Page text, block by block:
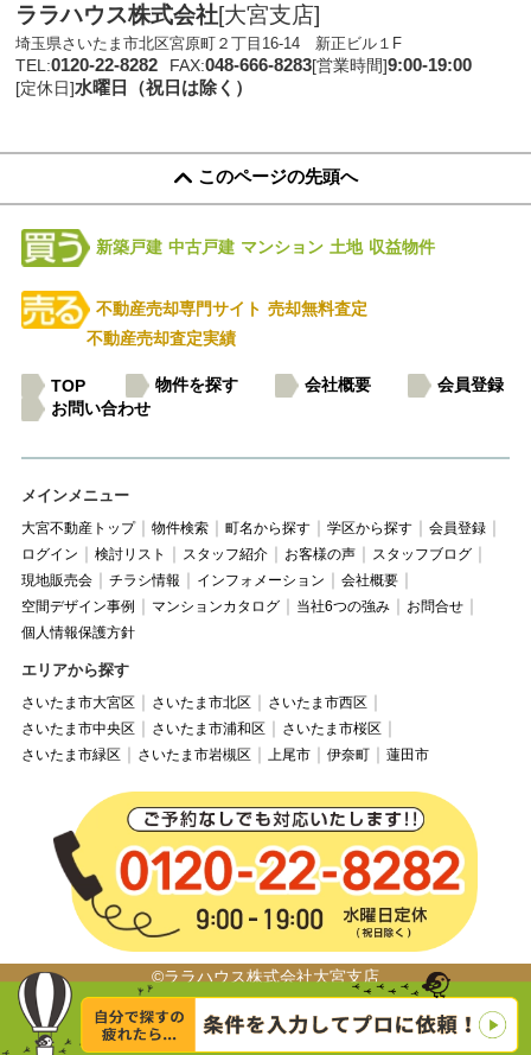
ララハウス株式会社[大宮支店]
埼玉県さいたま市北区宮原町２丁目16-14 新正ビル１F
TEL:0120-22-8282 FAX:048-666-8283[営業時間]9:00-19:00
[定休日]水曜日（祝日は除く）
このページの先頭へ
新築戸建 中古戸建 マンション 土地 収益物件
不動産売却専門サイト 売却無料査定
不動産売却査定実績
TOP 物件を探す 会社概要
会員登録
お問い合わせ
メインメニュー
大宮不動産トップ 物件検索 町名から探す 学区から探す
会員登録
ログイン
検討リスト スタッフ紹介 お客様の声
スタッフブログ
現地販売会
チラシ情報 インフォメーション
会社概要
空間デザイン事例
マンションカタログ 当社6つの強み
お問合せ
個人情報保護方針
エリアから探す
さいたま市大宮区 さいたま市北区
さいたま市西区
さいたま市中央区
さいたま市浦和区
さいたま市桜区
さいたま市緑区
さいたま市岩槻区 上尾市 伊奈町 蓮田市
©ララハウス株式会社大宮支店